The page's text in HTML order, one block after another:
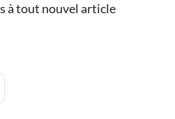
Live
à tout nouvel article